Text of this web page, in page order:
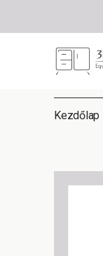
Kezdőlap